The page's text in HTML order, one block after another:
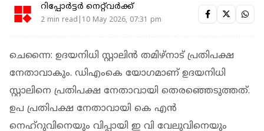
റിപ്പോർട്ടർ നെറ്റ്‌വര്‍ക്ക്‌
2 min read|10 May 2026, 07:31 pm
ചെന്നൈ: ഉദയനിധി സ്റ്റാലിന്‍ തമിഴ്‌നാട് പ്രതിപക്ഷ
നേതാവാകും. ഡിഎംകെ യോഗമാണ് ഉദയനിധി
സ്റ്റാലിനെ പ്രതിപക്ഷ നേതാവായി തെരഞ്ഞെടുത്തത്.
ഉപ പ്രതിപക്ഷ നേതാവായി കെ എന്‍
നെഹ്‌റുവിനെയും വിപ്പായി ഇ വി വേലുവിനെയും